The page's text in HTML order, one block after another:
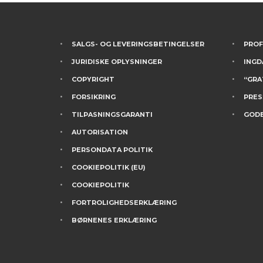
SALGS- OG LEVERINGSBETINGELSER
JURIDISKE OPLYSNINGER
COPYRIGHT
FORSIKRING
TILPASNINGSGARANTI
AUTORISATION
PERSONDATA POLITIK
COOKIEPOLITIK (EU)
COOKIEPOLITIK
FORTROLIGHEDSERKLÆRING
BØRNENES ERKLÆRING